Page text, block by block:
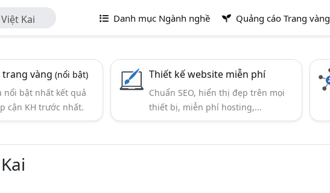
Kai Danh mục Ngành nghề Quảng cáo Trang vàng
trang vàng(nổi bật)
nổi bật nhất kết quả
cận KH trước nhất.
Thiết kế website miễn phí
Chuẩn SEO, hiển thị đẹp trên mọi
thiết bị, miễn phí hosting,...